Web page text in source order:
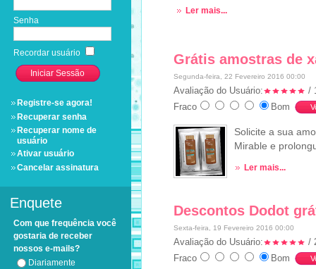
Ler mais...
Grátis amostras de
Segunda-feira, 22 Fevereiro 2016 00:00
Avaliação do Usuário:
/
Fraco
Bom
Solicite a sua
Mirable e
Ler mais...
Descontos Dodot
Sexta-feira, 19 Fevereiro 2016 00:00
Avaliação do Usuário:
/
Fraco
Bom
Senha
Recordar usuário
Registre-se agora!
Recuperar senha
Recuperar nome de
usuário
Ativar usuário
Cancelar assinatura
Enquete
Com que frequência você
gostaria de receber
nossos e-mails?
Diariamente